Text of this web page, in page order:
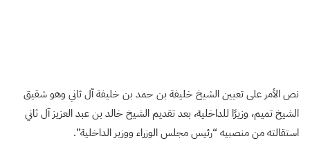
نص الأمر على تعيين الشيخ خليفة بن حمد بن خليفة آل ثاني وهو شقيق
الشيخ تميم، وزيرًا للداخلية، بعد تقديم الشيخ خالد بن عبد العزيز آل ثاني
استقالته من منصبيه “رئيس مجلس الوزراء ووزير الداخلية”.